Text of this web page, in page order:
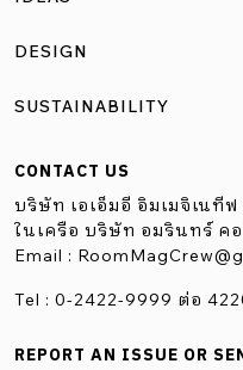
DESIGN
SUSTAINABILITY
CONTACT US
บริษัท เอเอ็มอี อิมเมจิเนทีฟ
ในเครือ บริษัท อมรินทร์ ค
Email :
Tel : 0-2422-9999 ต่อ
REPORT AN ISSUE OR